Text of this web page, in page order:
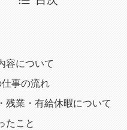
容について
事の流れ
残業・有給休暇について
たこと